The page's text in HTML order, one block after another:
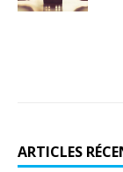
ARTICLES